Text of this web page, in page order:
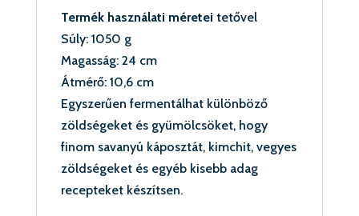
Termék használati méretei tetővel
Súly: 1050 g
Magasság: 24 cm
Átmérő: 10,6 cm
Egyszerűen fermentálhat különböző
zöldségeket és gyümölcsöket, hogy
finom savanyú káposztát, kimchit, vegyes
zöldségeket és egyéb kisebb adag
recepteket készítsen.